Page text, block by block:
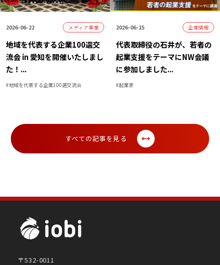
2026-06-22 メディア事業
地域を代表する企業100選交
流会 in 愛知を開催いたしまし
た！ ...
#地域を代表する企業100選交流会
2026-06-15 企業情報
代表取締役の石井が、若者の
起業支援をテーマにNW会議
に参加しました...
#起業家
すべての記事を見る
〒532-0011